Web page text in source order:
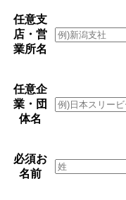
任意支
店・営
業所名
任意企
業・団
体名
必須お
名前